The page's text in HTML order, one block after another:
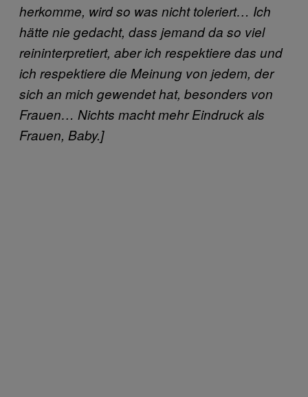
herkomme, wird so was nicht toleriert… Ich
hätte nie gedacht, dass jemand da so viel
reininterpretiert, aber ich respektiere das und
ich respektiere die Meinung von jedem, der
sich an mich gewendet hat, besonders von
Frauen… Nichts macht mehr Eindruck als
Frauen, Baby.]